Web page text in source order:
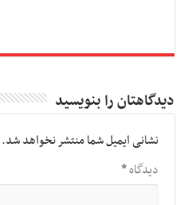
دیدگاهتان را بنویسید
نشانی ایمیل شما منتشر نخواهد شد.
دیدگاه*